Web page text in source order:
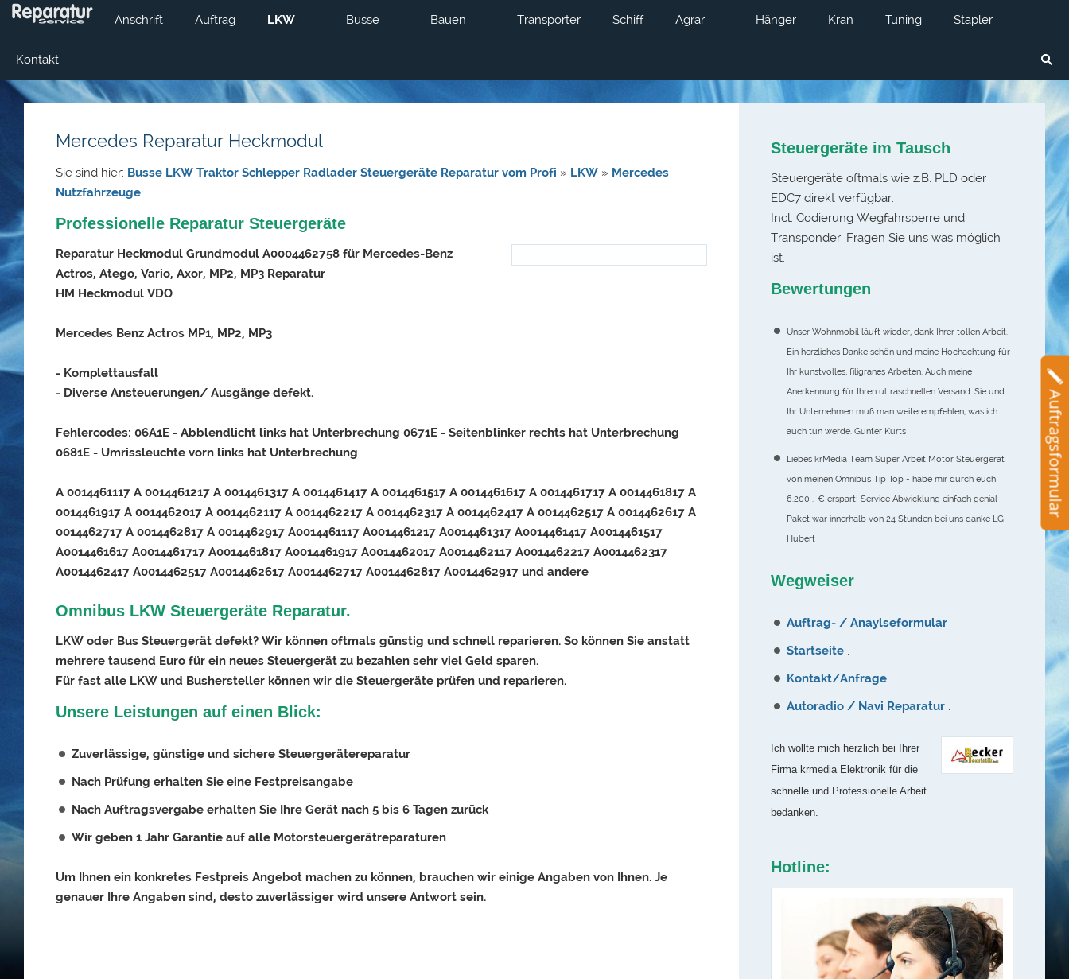
Anschrift Auftrag LKW Busse Bauen Transporter Schiff Agrar Hänger Kran Tuning Stapler
Kontakt
Mercedes Reparatur Heckmodul
Sie sind hier: Busse LKW Traktor Schlepper Radlader Steuergeräte Reparatur vom Profi » LKW » Mercedes
Nutzfahrzeuge
Professionelle Reparatur Steuergeräte
Reparatur Heckmodul Grundmodul A0004462758 für Mercedes-Benz
Actros, Atego, Vario, Axor, MP2, MP3 Reparatur
HM Heckmodul VDO
Mercedes Benz Actros MP1, MP2, MP3
- Komplettausfall
- Diverse Ansteuerungen/ Ausgänge defekt.
Fehlercodes: 06A1E - Abblendlicht links hat Unterbrechung 0671E - Seitenblinker rechts hat Unterbrechung
0681E - Umrissleuchte vorn links hat Unterbrechung
A 0014461117 A 0014461217 A 0014461317 A 0014461417 A 0014461517 A 0014461617 A 0014461717 A 0014461817 A
0014461917 A 0014462017 A 0014462117 A 0014462217 A 0014462317 A 0014462417 A 0014462517 A 0014462617 A
0014462717 A 0014462817 A 0014462917 A0014461117 A0014461217 A0014461317 A0014461417 A0014461517
A0014461617 A0014461717 A0014461817 A0014461917 A0014462017 A0014462117 A0014462217 A0014462317
A0014462417 A0014462517 A0014462617 A0014462717 A0014462817 A0014462917 und andere
Omnibus LKW Steuergeräte Reparatur.
LKW oder Bus Steuergerät defekt? Wir können oftmals günstig und schnell reparieren. So können Sie anstatt
mehrere tausend Euro für ein neues Steuergerät zu bezahlen sehr viel Geld sparen.
Für fast alle LKW und Bushersteller können wir die Steuergeräte prüfen und reparieren.
Unsere Leistungen auf einen Blick:
Zuverlässige, günstige und sichere Steuergerätereparatur
Nach Prüfung erhalten Sie eine Festpreisangabe
Nach Auftragsvergabe erhalten Sie Ihre Gerät nach 5 bis 6 Tagen zurück
Wir geben 1 Jahr Garantie auf alle Motorsteuergerätreparaturen
Um Ihnen ein konkretes Festpreis Angebot machen zu können, brauchen wir einige Angaben von Ihnen. Je
genauer Ihre Angaben sind, desto zuverlässiger wird unsere Antwort sein.
Steuergeräte im Tausch
Steuergeräte oftmals wie z.B. PLD oder
EDC7 direkt verfügbar.
Incl. Codierung Wegfahrsperre und
Transponder. Fragen Sie uns was möglich
ist.
Bewertungen
Unser Wohnmobil läuft wieder, dank Ihrer tollen Arbeit.
Ein herzliches Danke schön und meine Hochachtung für
Ihr kunstvolles, filigranes Arbeiten. Auch meine
Anerkennung für Ihren ultraschnellen Versand. Sie und
Ihr Unternehmen muß man weiterempfehlen, was ich
auch tun werde. Gunter Kurts
Liebes krMedia Team Super Arbeit Motor Steuergerät
von meinen Omnibus Tip Top - habe mir durch euch
6.200 .-€ erspart! Service Abwicklung einfach genial
Paket war innerhalb von 24 Stunden bei uns danke LG
Hubert
Wegweiser
Auftrag- / Anaylseformular
Startseite .
Kontakt/Anfrage .
Autoradio / Navi Reparatur .
Ich wollte mich herzlich bei Ihrer
Firma krmedia Elektronik für die
schnelle und Professionelle Arbeit
bedanken.
Hotline:
Auftragsformular